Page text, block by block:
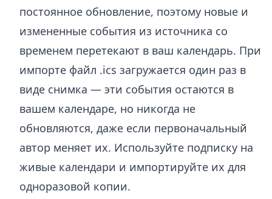
постоянное обновление, поэтому новые и
измененные события из источника со
временем перетекают в ваш календарь. При
импорте файл .ics загружается один раз в
виде снимка — эти события остаются в
вашем календаре, но никогда не
обновляются, даже если первоначальный
автор меняет их. Используйте подписку на
живые календари и импортируйте их для
одноразовой копии.